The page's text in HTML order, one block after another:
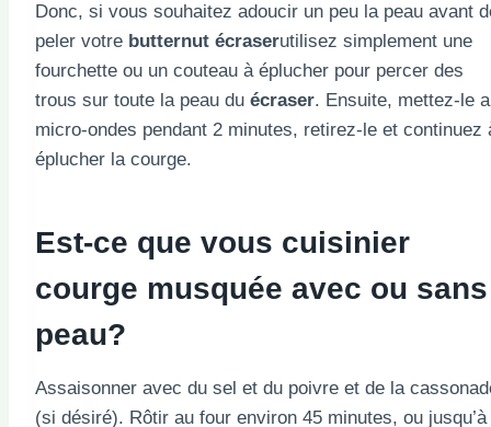
Donc, si vous souhaitez adoucir un peu la peau avant
peler votre butternut écraserutilisez simplement une
fourchette ou un couteau à éplucher pour percer des
trous sur toute la peau du écraser. Ensuite, mettez-le
micro-ondes pendant 2 minutes, retirez-le et continuez
éplucher la courge.
Est-ce que vous cuisinier
courge musquée avec ou sans
peau?
Assaisonner avec du sel et du poivre et de la
(si désiré). Rôtir au four environ 45 minutes, ou jusqu’à